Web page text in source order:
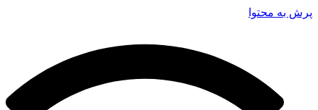
پرش به محتوا